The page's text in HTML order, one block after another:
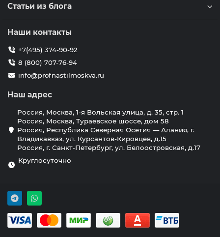
Статьи из блога
Наши контакты
+7(495) 374-90-92
8 (800) 707-76-94
info@profnastilmoskva.ru
Наш адрес
Россия, Москва, 1-я Вольская улица, д. 35, стр. 1
Россия, Москва, Тураевское шоссе, дом 58
Россия, Республика Северная Осетия — Алания, г.
Владикавказ, ул. Курсантов-Кировцев, д.15
Россия, г. Санкт-Петербург, ул. Белоостровская, д.17
Круглосуточно